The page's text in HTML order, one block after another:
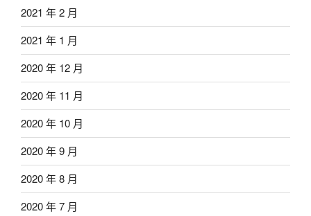
2021 年 2 月
2021 年 1 月
2020 年 12 月
2020 年 11 月
2020 年 10 月
2020 年 9 月
2020 年 8 月
2020 年 7 月